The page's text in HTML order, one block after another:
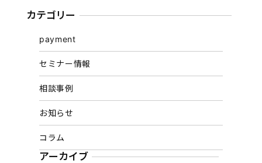
カテゴリー
payment
セミナー情報
相談事例
お知らせ
コラム
アーカイブ